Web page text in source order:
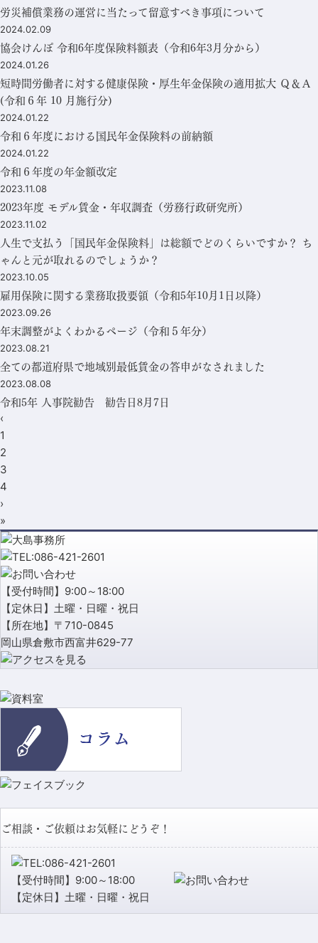
労災補償業務の運営に当たって留意すべき事項について
2024.02.09
協会けんぽ 令和6年度保険料額表（令和6年3月分から）
2024.01.26
短時間労働者に対する健康保険・厚生年金保険の適用拡大 Ｑ＆Ａ
(令和６年 10 月施行分)
2024.01.22
令和６年度における国民年金保険料の前納額
2024.01.22
令和６年度の年金額改定
2023.11.08
2023年度 モデル賃金・年収調査（労務行政研究所）
2023.11.02
人生で支払う「国民年金保険料」は総額でどのくらいですか？ ち
ゃんと元が取れるのでしょうか？
2023.10.05
雇用保険に関する業務取扱要領（令和5年10月1日以降）
2023.09.26
年末調整がよくわかるページ（令和５年分）
2023.08.21
全ての都道府県で地域別最低賃金の答申がなされました
2023.08.08
令和5年 人事院勧告 勧告日8月7日
‹
1
2
3
4
›
»
【受付時間】9:00～18:00
【定休日】土曜・日曜・祝日
【所在地】〒710-0845
岡山県倉敷市西富井629-77
ご相談・ご依頼はお気軽にどうぞ！
【受付時間】9:00～18:00
【定休日】土曜・日曜・祝日